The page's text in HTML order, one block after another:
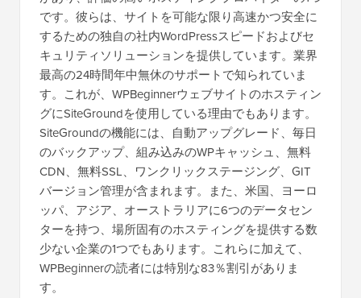
です。彼らは、サイトを可能な限り高速かつ安全に
するための独自の社内WordPressスピードおよびセ
キュリティソリューションを提供しています。業界
最高の24時間年中無休のサポートで知られていま
す。これが、WPBeginnerウェブサイトのホスティン
グにSiteGroundを使用している理由でもあります。
SiteGroundの機能には、自動アップグレード、毎日
のバックアップ、組み込みのWPキャッシュ、無料
CDN、無料SSL、ワンクリックステージング、GIT
バージョン管理が含まれます。また、米国、ヨーロ
ッパ、アジア、オーストラリアに6つのデータセン
ターを持つ、場所固有のホスティングを提供する数
少ない企業の1つでもあります。これらに加えて、
WPBeginnerの読者には特別な83％割引がありま
す。